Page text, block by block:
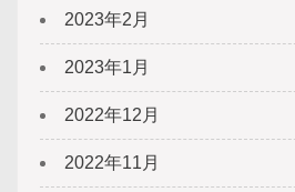
2023年2月
2023年1月
2022年12月
2022年11月